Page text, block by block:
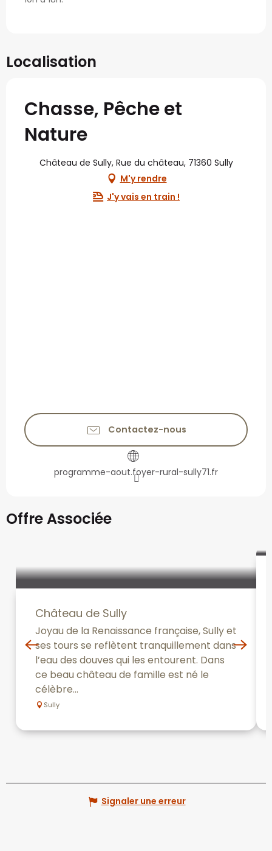
Localisation
Chasse, Pêche et
Nature
Château de Sully, Rue du château, 71360 Sully
M'y rendre
J'y vais en train !
Contactez-nous
programme-aout.foyer-rural-sully71.fr
Offre Associée
Château de Sully
Joyau de la Renaissance française, Sully et
ses tours se reflètent tranquillement dans
l’eau des douves qui les entourent. Dans
ce beau château de famille est né le
célèbre...
Sully
Signaler une erreur